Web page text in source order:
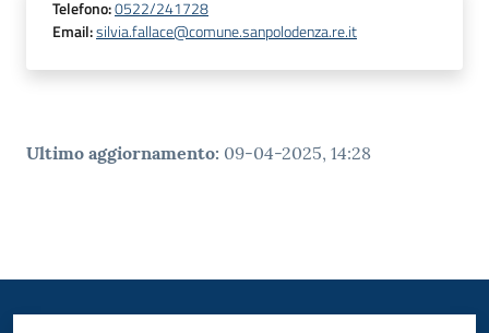
Telefono:0522/241728
Email:silvia.fallace@comune.sanpolodenza.re.it
Ultimo aggiornamento: 09-04-2025, 14:28